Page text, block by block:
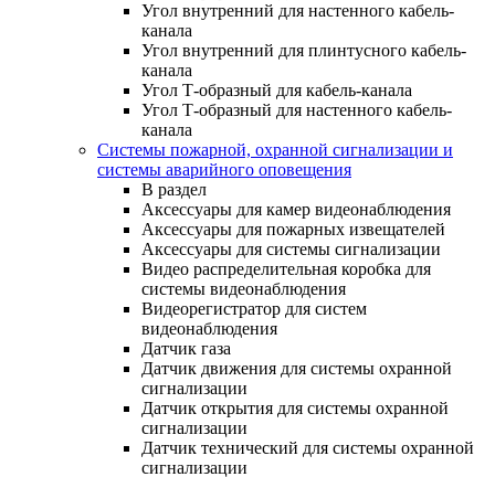
Угол внутренний для настенного кабель-
канала
Угол внутренний для плинтусного кабель-
канала
Угол Т-образный для кабель-канала
Угол Т-образный для настенного кабель-
канала
Системы пожарной, охранной сигнализации и
системы аварийного оповещения
В раздел
Аксессуары для камер видеонаблюдения
Аксессуары для пожарных извещателей
Аксессуары для системы сигнализации
Видео распределительная коробка для
системы видеонаблюдения
Видеорегистратор для систем
видеонаблюдения
Датчик газа
Датчик движения для системы охранной
сигнализации
Датчик открытия для системы охранной
сигнализации
Датчик технический для системы охранной
сигнализации